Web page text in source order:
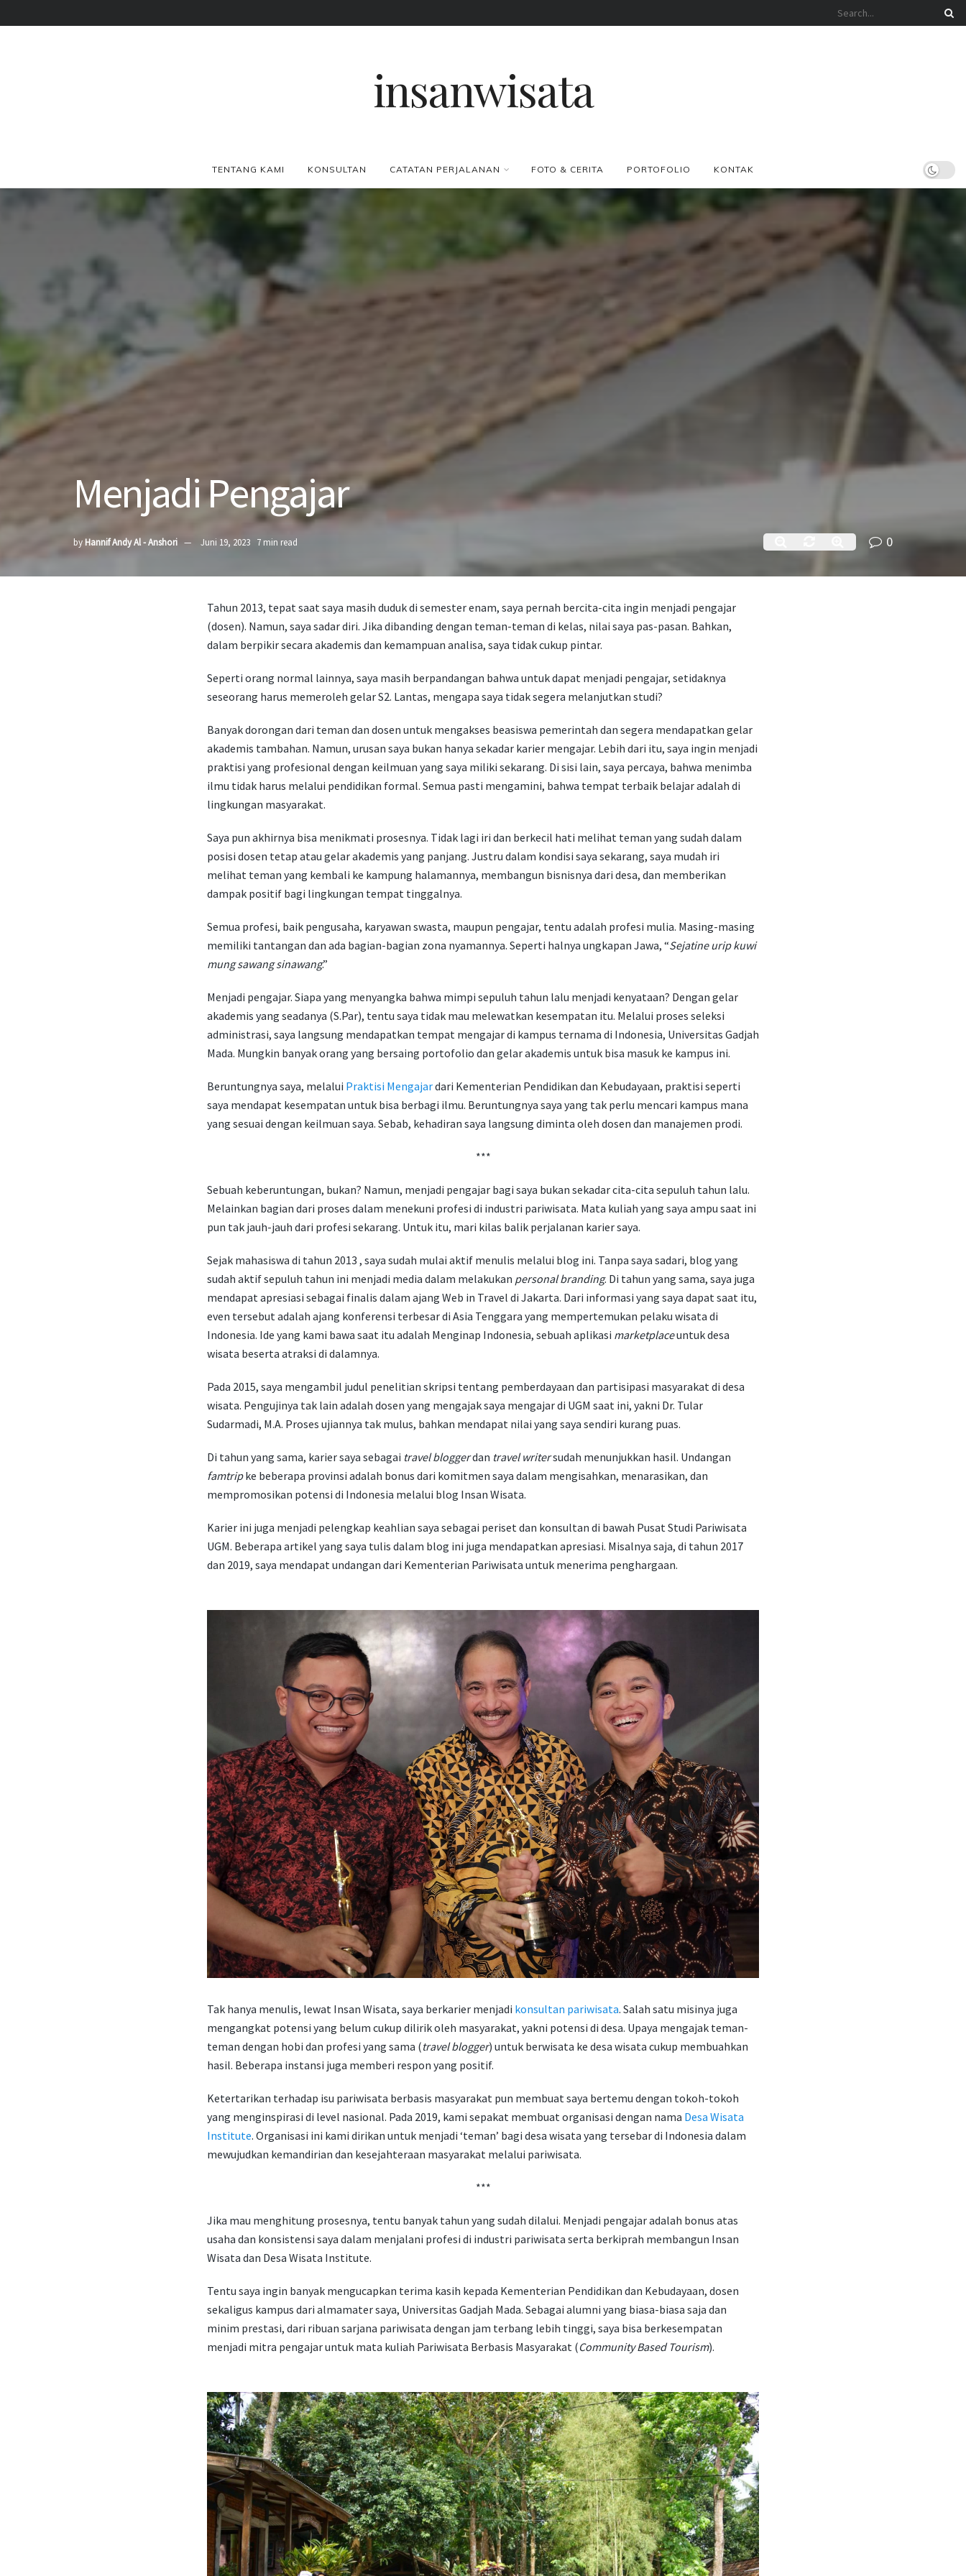
insanwisata
TENTANG KAMI KONSULTAN CATATAN PERJALANAN FOTO & CERITA PORTOFOLIO KONTAK
Menjadi Pengajar
byHannif Andy Al - Anshori Juni 19, 2023 7 min read 0
Tahun 2013, tepat saat saya masih duduk di semester enam, saya pernah bercita-cita ingin menjadi pengajar
(dosen). Namun, saya sadar diri. Jika dibanding dengan teman-teman di kelas, nilai saya pas-pasan. Bahkan,
dalam berpikir secara akademis dan kemampuan analisa, saya tidak cukup pintar.
Seperti orang normal lainnya, saya masih berpandangan bahwa untuk dapat menjadi pengajar, setidaknya
seseorang harus memeroleh gelar S2. Lantas, mengapa saya tidak segera melanjutkan studi?
Banyak dorongan dari teman dan dosen untuk mengakses beasiswa pemerintah dan segera mendapatkan gelar
akademis tambahan. Namun, urusan saya bukan hanya sekadar karier mengajar. Lebih dari itu, saya ingin menjadi
praktisi yang profesional dengan keilmuan yang saya miliki sekarang. Di sisi lain, saya percaya, bahwa menimba
ilmu tidak harus melalui pendidikan formal. Semua pasti mengamini, bahwa tempat terbaik belajar adalah di
lingkungan masyarakat.
Saya pun akhirnya bisa menikmati prosesnya. Tidak lagi iri dan berkecil hati melihat teman yang sudah dalam
posisi dosen tetap atau gelar akademis yang panjang. Justru dalam kondisi saya sekarang, saya mudah iri
melihat teman yang kembali ke kampung halamannya, membangun bisnisnya dari desa, dan memberikan
dampak positif bagi lingkungan tempat tinggalnya.
Semua profesi, baik pengusaha, karyawan swasta, maupun pengajar, tentu adalah profesi mulia. Masing-masing
memiliki tantangan dan ada bagian-bagian zona nyamannya. Seperti halnya ungkapan Jawa, “Sejatine urip kuwi
mung sawang sinawang.”
Menjadi pengajar. Siapa yang menyangka bahwa mimpi sepuluh tahun lalu menjadi kenyataan? Dengan gelar
akademis yang seadanya (S.Par), tentu saya tidak mau melewatkan kesempatan itu. Melalui proses seleksi
administrasi, saya langsung mendapatkan tempat mengajar di kampus ternama di Indonesia, Universitas Gadjah
Mada. Mungkin banyak orang yang bersaing portofolio dan gelar akademis untuk bisa masuk ke kampus ini.
Beruntungnya saya, melalui Praktisi Mengajardari Kementerian Pendidikan dan Kebudayaan, praktisi seperti
saya mendapat kesempatan untuk bisa berbagi ilmu. Beruntungnya saya yang tak perlu mencari kampus mana
yang sesuai dengan keilmuan saya. Sebab, kehadiran saya langsung diminta oleh dosen dan manajemen prodi.
***
Sebuah keberuntungan, bukan? Namun, menjadi pengajar bagi saya bukan sekadar cita-cita sepuluh tahun lalu.
Melainkan bagian dari proses dalam menekuni profesi di industri pariwisata. Mata kuliah yang saya ampu saat ini
pun tak jauh-jauh dari profesi sekarang. Untuk itu, mari kilas balik perjalanan karier saya.
Sejak mahasiswa di tahun 2013 , saya sudah mulai aktif menulis melalui blog ini. Tanpa saya sadari, blog yang
sudah aktif sepuluh tahun ini menjadi media dalam melakukan personal branding. Di tahun yang sama, saya juga
mendapat apresiasi sebagai finalis dalam ajang Web in Travel di Jakarta. Dari informasi yang saya dapat saat itu,
even tersebut adalah ajang konferensi terbesar di Asia Tenggara yang mempertemukan pelaku wisata di
Indonesia. Ide yang kami bawa saat itu adalah Menginap Indonesia, sebuah aplikasi marketplaceuntuk desa
wisata beserta atraksi di dalamnya.
Pada 2015, saya mengambil judul penelitian skripsi tentang pemberdayaan dan partisipasi masyarakat di desa
wisata. Pengujinya tak lain adalah dosen yang mengajak saya mengajar di UGM saat ini, yakni Dr. Tular
Sudarmadi, M.A. Proses ujiannya tak mulus, bahkan mendapat nilai yang saya sendiri kurang puas.
Di tahun yang sama, karier saya sebagai travel bloggerdan travel writersudah menunjukkan hasil. Undangan
famtripke beberapa provinsi adalah bonus dari komitmen saya dalam mengisahkan, menarasikan, dan
mempromosikan potensi di Indonesia melalui blog Insan Wisata.
Karier ini juga menjadi pelengkap keahlian saya sebagai periset dan konsultan di bawah Pusat Studi Pariwisata
UGM. Beberapa artikel yang saya tulis dalam blog ini juga mendapatkan apresiasi. Misalnya saja, di tahun 2017
dan 2019, saya mendapat undangan dari Kementerian Pariwisata untuk menerima penghargaan.
Tak hanya menulis, lewat Insan Wisata, saya berkarier menjadi konsultan pariwisata. Salah satu misinya juga
mengangkat potensi yang belum cukup dilirik oleh masyarakat, yakni potensi di desa. Upaya mengajak teman-
teman dengan hobi dan profesi yang sama (travel blogger) untuk berwisata ke desa wisata cukup membuahkan
hasil. Beberapa instansi juga memberi respon yang positif.
Ketertarikan terhadap isu pariwisata berbasis masyarakat pun membuat saya bertemu dengan tokoh-tokoh
yang menginspirasi di level nasional. Pada 2019, kami sepakat membuat organisasi dengan nama Desa Wisata
Institute. Organisasi ini kami dirikan untuk menjadi ‘teman’ bagi desa wisata yang tersebar di Indonesia dalam
mewujudkan kemandirian dan kesejahteraan masyarakat melalui pariwisata.
***
Jika mau menghitung prosesnya, tentu banyak tahun yang sudah dilalui. Menjadi pengajar adalah bonus atas
usaha dan konsistensi saya dalam menjalani profesi di industri pariwisata serta berkiprah membangun Insan
Wisata dan Desa Wisata Institute.
Tentu saya ingin banyak mengucapkan terima kasih kepada Kementerian Pendidikan dan Kebudayaan, dosen
sekaligus kampus dari almamater saya, Universitas Gadjah Mada. Sebagai alumni yang biasa-biasa saja dan
minim prestasi, dari ribuan sarjana pariwisata dengan jam terbang lebih tinggi, saya bisa berkesempatan
menjadi mitra pengajar untuk mata kuliah Pariwisata Berbasis Masyarakat (Community Based Tourism).